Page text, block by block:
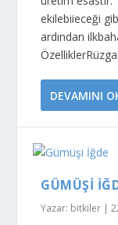
ekilebiieceği
ardından
DEVAMINI
GÜMÜŞI
Yazar: bitkiler |